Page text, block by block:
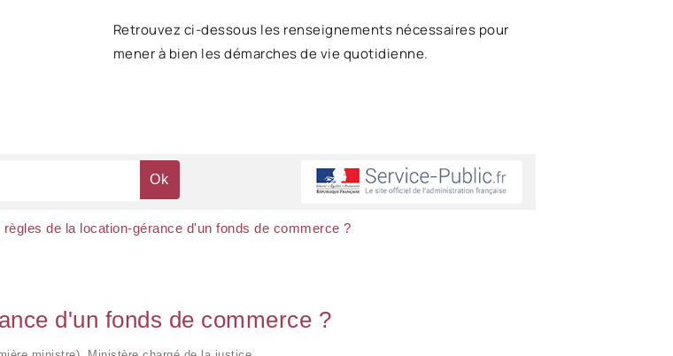
Retrouvez ci-dessous les renseignements nécessaires pour
mener à bien les démarches de vie quotidienne.
de la location-gérance d'un fonds de commerce ?
d'un fonds de commerce ?